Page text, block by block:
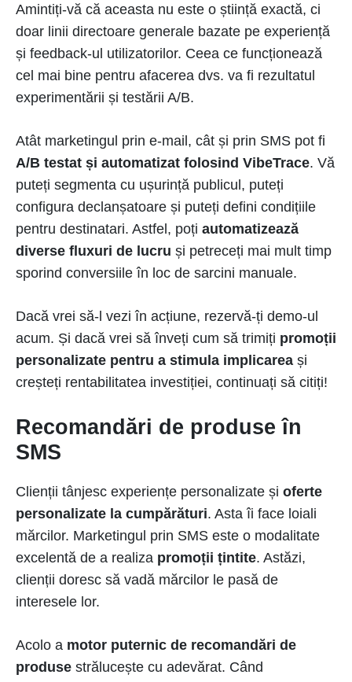
Amintiți-vă că aceasta nu este o știință exactă, ci
doar linii directoare generale bazate pe experiență
și feedback-ul utilizatorilor. Ceea ce funcționează
cel mai bine pentru afacerea dvs. va fi rezultatul
experimentării și testării A/B.
Atât marketingul prin e-mail, cât și prin SMS pot fi
A/B testat și automatizat folosind VibeTrace. Vă
puteți segmenta cu ușurință publicul, puteți
configura declanșatoare și puteți defini condițiile
pentru destinatari. Astfel, poți automatizează
diverse fluxuri de lucru și petreceți mai mult timp
sporind conversiile în loc de sarcini manuale.
Dacă vrei să-l vezi în acțiune, rezervă-ți demo-ul
acum. Și dacă vrei să înveți cum să trimiți promoții
personalizate pentru a stimula implicarea și
creșteți rentabilitatea investiției, continuați să citiți!
Recomandări de produse în
SMS
Clienții tânjesc experiențe personalizate și oferte
personalizate la cumpărături. Asta îi face loiali
mărcilor. Marketingul prin SMS este o modalitate
excelentă de a realiza promoții țintite. Astăzi,
clienții doresc să vadă mărcilor le pasă de
interesele lor.
Acolo a motor puternic de recomandări de
produse strălucește cu adevărat. Când